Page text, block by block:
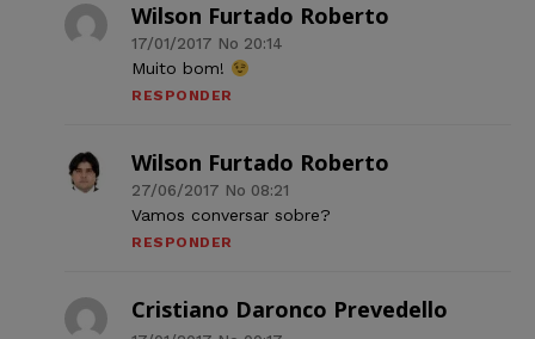
Wilson Furtado Roberto
17/01/2017 No 20:14
Muito bom!
RESPONDER
Wilson Furtado Roberto
27/06/2017 No 08:21
Vamos conversar sobre?
RESPONDER
Cristiano Daronco Prevedello